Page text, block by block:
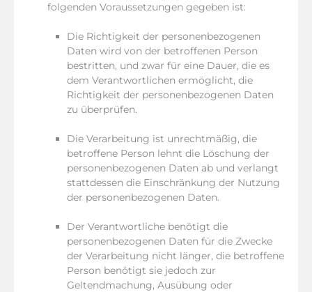
folgenden Voraussetzungen gegeben ist:
Die Richtigkeit der personenbezogenen
Daten wird von der betroffenen Person
bestritten, und zwar für eine Dauer, die es
dem Verantwortlichen ermöglicht, die
Richtigkeit der personenbezogenen Daten
zu überprüfen.
Die Verarbeitung ist unrechtmäßig, die
betroffene Person lehnt die Löschung der
personenbezogenen Daten ab und verlangt
stattdessen die Einschränkung der Nutzung
der personenbezogenen Daten.
Der Verantwortliche benötigt die
personenbezogenen Daten für die Zwecke
der Verarbeitung nicht länger, die betroffene
Person benötigt sie jedoch zur
Geltendmachung, Ausübung oder